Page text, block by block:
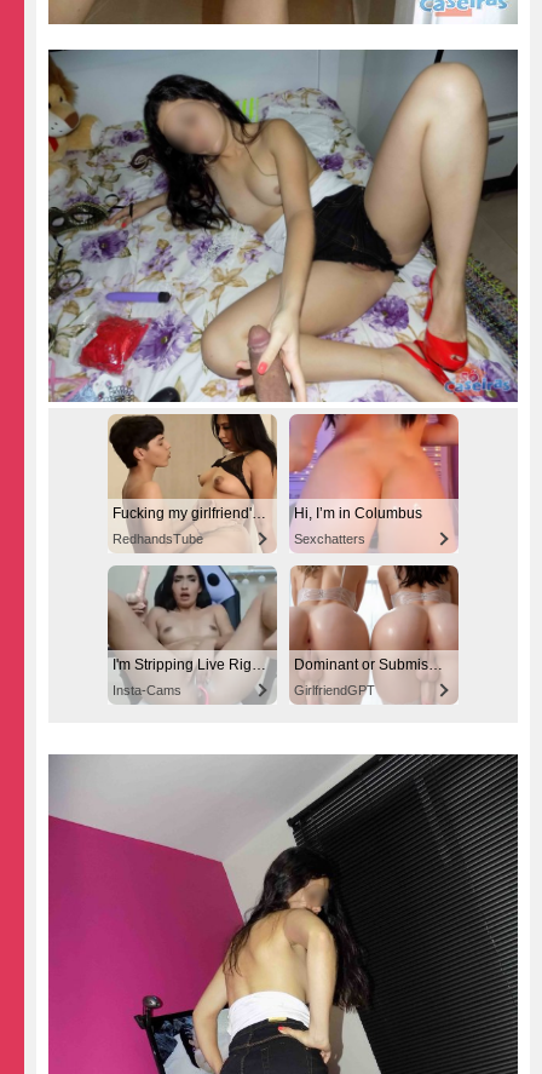
Fucking my girlfriend's hot mommy by mistake
RedhandsTube
Hi, I’m in Columbus
Sexchatters
I'm Stripping Live Right Now
Insta-Cams
Dominant or Submissive? Cold or Wild?
GirlfriendGPT